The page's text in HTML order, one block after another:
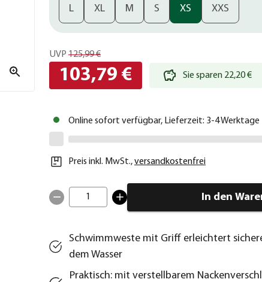
L XL M S XS XXS
UVP 125,99 €
103,79 € Sie sparen 22,20 €
Online sofort verfügbar, Lieferzeit: 3-4 Werktage
Preis inkl. MwSt.,versandkostenfrei
1 In den
Schwimmweste mit Griff erleichtert
dem Wasser
Praktisch: mit verstellbarem